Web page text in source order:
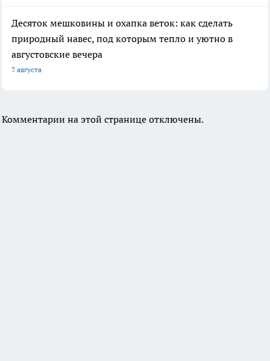
Десяток мешковины и охапка веток: как сделать
природный навес, под которым тепло и уютно в
августовские вечера
7 августа
Комментарии на этой странице отключены.